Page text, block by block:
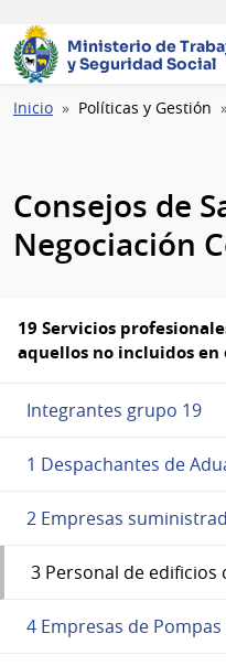
Ministerio de
y Seguridad Social
Ruta
Inicio Políticas y Gestión
Consejos de
Negociación
19 Servicios
aquellos no incluidos en
Integrantes grupo 19
1 Despachantes de
2 Empresas
3 Personal de
4 Empresas de